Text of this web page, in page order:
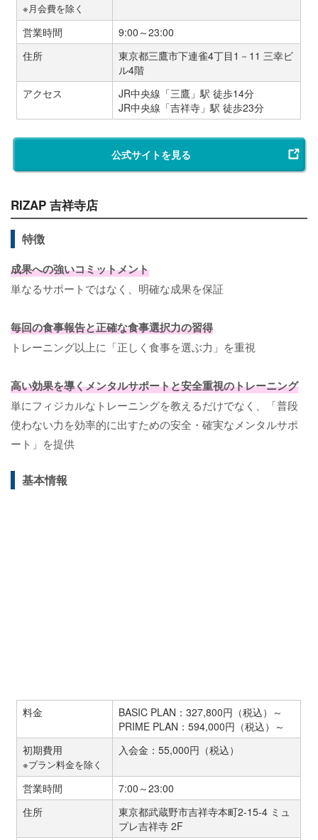
※月会費を除く
営業時間
9:00～23:00
住所
東京都三鷹市下連雀4丁目1－11 三幸ビ
ル4階
アクセス
JR中央線「三鷹」駅 徒歩14分
JR中央線「吉祥寺」駅 徒歩23分
公式サイトを見る
RIZAP 吉祥寺店
特徴
成果への強いコミットメント
単なるサポートではなく、明確な成果を保証
毎回の食事報告と正確な食事選択力の習得
トレーニング以上に「正しく食事を選ぶ力」を重視
高い効果を導くメンタルサポートと安全重視のトレーニング
単にフィジカルなトレーニングを教えるだけでなく、「普段
使わない力を効率的に出すための安全・確実なメンタルサポ
ート」を提供
基本情報
料金
BASIC PLAN：327,800円（税込）～
PRIME PLAN：594,000円（税込）～
初期費用
※プラン料金を除く
入会金：55,000円（税込）
営業時間
7:00～23:00
住所
東京都武蔵野市吉祥寺本町2-15-4 ミュ
プレ吉祥寺 2F